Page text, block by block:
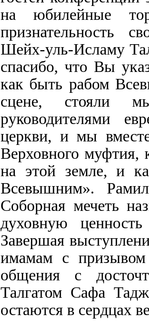
на юбилейные
признательность
Шейх-уль-Исламу
спасибо, что Вы
как быть рабом
сцене, стояли
руководителями
церкви, и мы
Верховного муфтия,
на этой земле, и
Всевышним».
Соборная мечеть
духовную
Завершая
имамам с призывом
общения с
Талгатом Сафа
остаются в сердцах